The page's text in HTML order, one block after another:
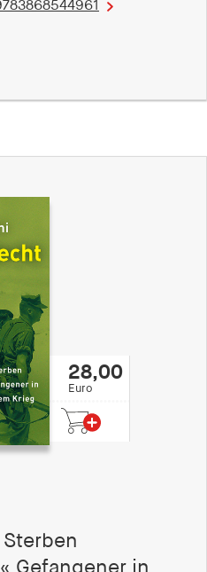
28,00
Euro